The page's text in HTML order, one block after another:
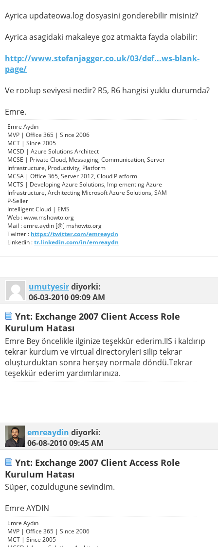
Ayrica updateowa.log dosyasini gonderebilir misiniz?
Ayrica asagidaki makaleye goz atmakta fayda olabilir:
http://www.stefanjagger.co.uk/03/def...ws-blank-
page/
Ve roolup seviyesi nedir? R5, R6 hangisi yuklu durumda?
Emre.
Emre Aydın
MVP | Office 365 | Since 2006
MCT | Since 2005
MCSD | Azure Solutions Architect
MCSE | Private Cloud, Messaging, Communication, Server
Infrastructure, Productivity, Platform
MCSA | Office 365, Server 2012, Cloud Platform
MCTS | Developing Azure Solutions, Implementing Azure
Infrastructure, Architecting Microsoft Azure Solutions, SAM
P-Seller
Intelligent Cloud | EMS
Web : www.mshowto.org
Mail : emre.aydin [@] mshowto.org
Twitter : https://twitter.com/emreaydn
Linkedin :tr.linkedin.com/in/emreaydn
umutyesirdiyorki:
06-03-201009:09 AM
Ynt: Exchange 2007 Client Access Role
Kurulum Hatası
Emre Bey öncelikle ilginize teşekkür ederim.IIS i kaldırıp
tekrar kurdum ve virtual directoryleri silip tekrar
oluşturduktan sonra herşey normale döndü.Tekrar
teşekkür ederim yardımlarınıza.
emreaydin diyorki:
06-08-201009:45 AM
Ynt: Exchange 2007 Client Access Role
Kurulum Hatası
Süper, cozuldugune sevindim.
Emre AYDIN
Emre Aydın
MVP | Office 365 | Since 2006
MCT | Since 2005